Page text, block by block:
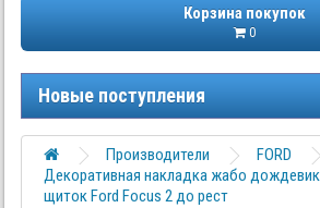
Корзина покупок
0
Новые поступления
Производители FORD
Декоративная накладка жабо
щиток Ford Focus 2 до рест